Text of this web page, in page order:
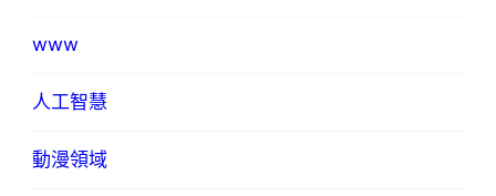
www
人工智慧
動漫領域